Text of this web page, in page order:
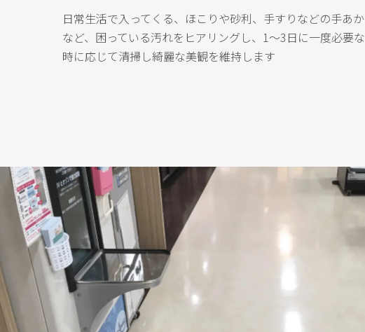
日常生活で入ってくる、ほこりや砂利、手すりなどの手あか
など、困っている汚れをヒアリングし、1～3日に一度必要な
時に応じて清掃し綺麗な美観を維持します